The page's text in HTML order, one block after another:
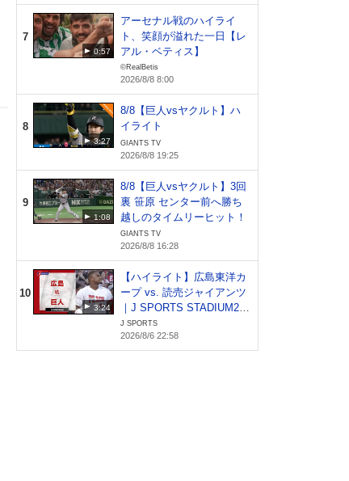
7
0:57
アーセナル戦のハイライ
ト、笑顔が溢れた一日【レ
アル・ベティス】
©RealBetis
2026/8/8 8:00
8
3:27
8/8【巨人vsヤクルト】ハ
イライト
GIANTS TV
2026/8/8 19:25
9
1:08
8/8【巨人vsヤクルト】3回
裏 笹原 センター前へ勝ち
越しのタイムリーヒット！
GIANTS TV
2026/8/8 16:28
10
3:24
【ハイライト】広島東洋カ
ープ vs. 読売ジャイアンツ
｜J SPORTS STADIUM20
26（8月6日）
J SPORTS
2026/8/6 22:58